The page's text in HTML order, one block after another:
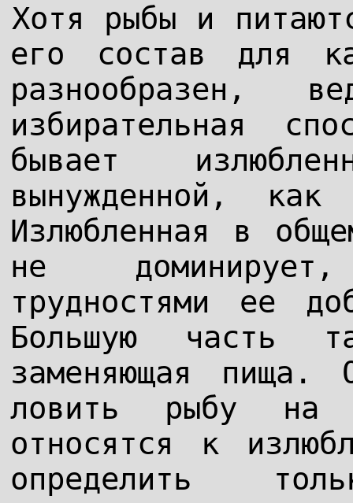
Хотя рыбы и
его состав для
разнообразен,
избирательная
бывает
вынужденной, как
Излюбленная в
не
трудностями ее
Большую часть
заменяющая пища.
ловить рыбу на
относятся к
определить